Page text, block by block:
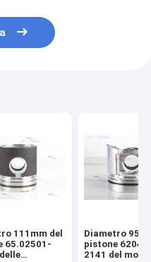
111mm del
65.02501-
Diametro
pistone 6204-
2141 del